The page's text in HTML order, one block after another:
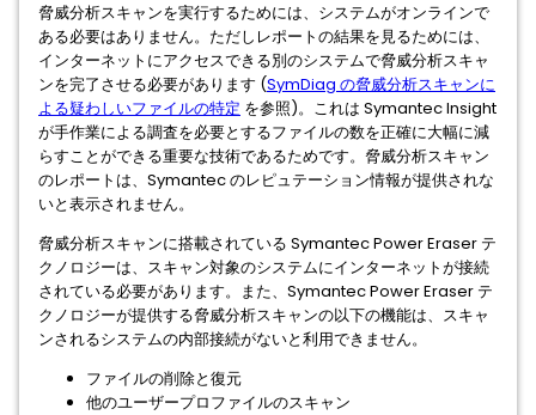
脅威分析スキャンを実行するためには、システムがオンラインで
ある必要はありません。ただしレポートの結果を見るためには、
インターネットにアクセスできる別のシステムで脅威分析スキャ
ンを完了させる必要があります (SymDiag の脅威分析スキャンに
よる疑わしいファイルの特定 を参照)。これは Symantec Insight
が手作業による調査を必要とするファイルの数を正確に大幅に減
らすことができる重要な技術であるためです。脅威分析スキャン
のレポートは、Symantec のレピュテーション情報が提供されな
いと表示されません。
脅威分析スキャンに搭載されている Symantec Power Eraser テ
クノロジーは、スキャン対象のシステムにインターネットが接続
されている必要があります。また、Symantec Power Eraser テ
クノロジーが提供する脅威分析スキャンの以下の機能は、スキャ
ンされるシステムの内部接続がないと利用できません。
ファイルの削除と復元
他のユーザープロファイルのスキャン